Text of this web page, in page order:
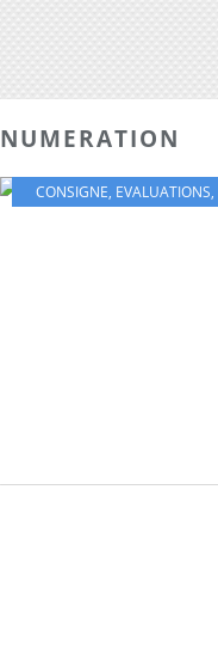
NUMERATION
CONSIGNE, EVALUATIONS,